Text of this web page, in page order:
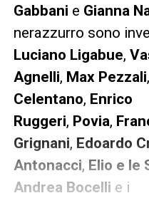
Gabbani e Gianna
nerazzurro sono
Luciano Ligabue,
Agnelli, Max Pezzali,
Celentano, Enrico
Ruggeri, Povia,
Grignani, Edoardo
Antonacci, Elio e le
Andrea Bocelli e i